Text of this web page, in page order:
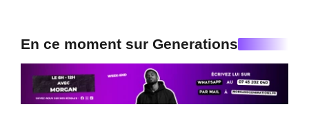
En ce moment sur Generations